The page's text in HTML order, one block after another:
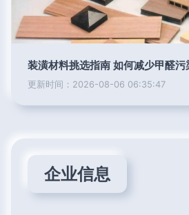
装潢材料挑选指南 如何减少甲醛
更新时间：2026-08-06 06:35:47
企业信息